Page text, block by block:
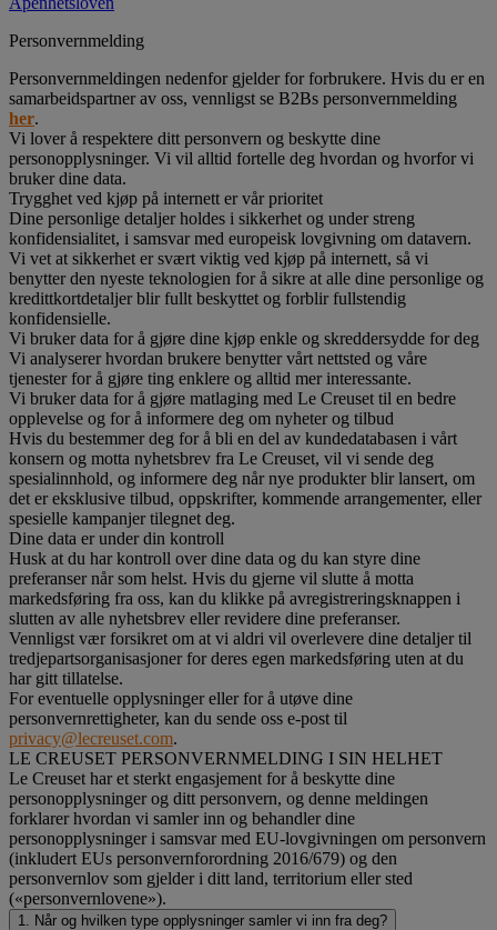
Personvernmelding
Personvernmeldingen nedenfor gjelder for forbrukere. Hvis du er en
samarbeidspartner av oss, vennligst se B2Bs personvernmelding
her.
Vi lover å respektere ditt personvern og beskytte dine
personopplysninger. Vi vil alltid fortelle deg hvordan og hvorfor vi
bruker dine data.
Trygghet ved kjøp på internett er vår prioritet
Dine personlige detaljer holdes i sikkerhet og under streng
konfidensialitet, i samsvar med europeisk lovgivning om datavern.
Vi vet at sikkerhet er svært viktig ved kjøp på internett, så vi
benytter den nyeste teknologien for å sikre at alle dine personlige og
kredittkortdetaljer blir fullt beskyttet og forblir fullstendig
konfidensielle.
Vi bruker data for å gjøre dine kjøp enkle og skreddersydde for deg
Vi analyserer hvordan brukere benytter vårt nettsted og våre
tjenester for å gjøre ting enklere og alltid mer interessante.
Vi bruker data for å gjøre matlaging med Le Creuset til en bedre
opplevelse og for å informere deg om nyheter og tilbud
Hvis du bestemmer deg for å bli en del av kundedatabasen i vårt
konsern og motta nyhetsbrev fra Le Creuset, vil vi sende deg
spesialinnhold, og informere deg når nye produkter blir lansert, om
det er eksklusive tilbud, oppskrifter, kommende arrangementer, eller
spesielle kampanjer tilegnet deg.
Dine data er under din kontroll
Husk at du har kontroll over dine data og du kan styre dine
preferanser når som helst. Hvis du gjerne vil slutte å motta
markedsføring fra oss, kan du klikke på avregistreringsknappen i
slutten av alle nyhetsbrev eller revidere dine preferanser.
Vennligst vær forsikret om at vi aldri vil overlevere dine detaljer til
tredjepartsorganisasjoner for deres egen markedsføring uten at du
har gitt tillatelse.
For eventuelle opplysninger eller for å utøve dine
personvernrettigheter, kan du sende oss e-post til
privacy@lecreuset.com.
LE CREUSET PERSONVERNMELDING I SIN HELHET
Le Creuset har et sterkt engasjement for å beskytte dine
personopplysninger og ditt personvern, og denne meldingen
forklarer hvordan vi samler inn og behandler dine
personopplysninger i samsvar med EU-lovgivningen om personvern
(inkludert EUs personvernforordning 2016/679) og den
personvernlov som gjelder i ditt land, territorium eller sted
(«personvernlovene»).
1. Når og hvilken type opplysninger samler vi inn fra deg?